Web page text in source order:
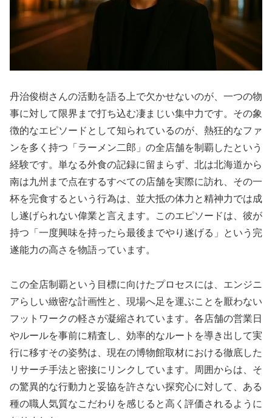
丹治俊樹さんの活動を語る上で欠かせないのが、一つの物
事に対して限界まで打ち込む凄まじい集中力です。その象
徴的なエピソードとして知られているのが、熱狂的なファ
ンを多く持つ「ラーメン二郎」の全店舗を制覇したという
経験です。単なる外食の記録に留まらず、北は北海道から
南は九州まで点在するすべての店舗を実際に訪れ、その一
杯を完食するという行為は、並大抵の体力と精神力では成
し遂げられない偉業と言えます。このエピソードは、彼が
持つ「一度興味を持ったら最後までやり遂げる」という完
遂能力の高さを物語っています。
この全店制覇という目標に向けたプロセスには、エンジニ
アらしい緻密な計画性と、現場へ足を運ぶことを厭わない
フットワークの軽さが凝縮されています。各店舗の営業日
やルールを事前に精査し、効率的なルートを導き出して実
行に移すその姿勢は、現在の博物館取材における徹底した
リサーチ手法と密接にリンクしています。周囲からは、そ
の驚異的な行動力と妥協を許さない探究心に対して、ある
種の職人気質なこだわりを感じると高く評価されるように